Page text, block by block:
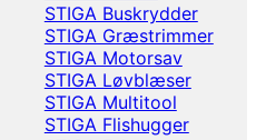
STIGA Buskrydder
STIGA Græstrimmer
STIGA Motorsav
STIGA Løvblæser
STIGA Multitool
STIGA Flishugger